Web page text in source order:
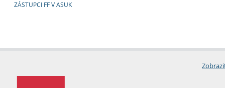
ZÁSTUPCI FF V ASUK